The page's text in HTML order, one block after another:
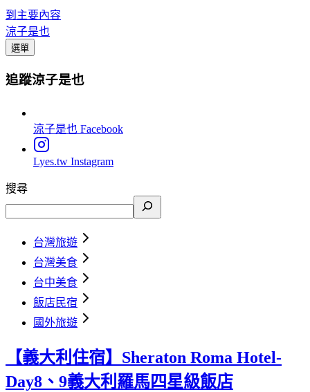
到主要內容
涼子是也
選單
追蹤涼子是也
涼子是也 Facebook
Lyes.tw Instagram
搜尋
台灣旅遊
台灣美食
台中美食
飯店民宿
國外旅遊
【義大利住宿】Sheraton Roma Hotel-
Day8、9義大利羅馬四星級飯店